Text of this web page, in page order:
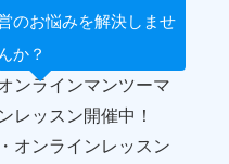
のお悩みを解決しませ
か？
ンラインマンツーマ
ンレッスン開催中！
・オンラインレッスン